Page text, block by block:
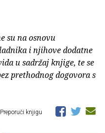
su na osnovu
i njihove dodatne
u sadržaj knjige, te se
prethodnog dogovora s
Preporuči knjigu